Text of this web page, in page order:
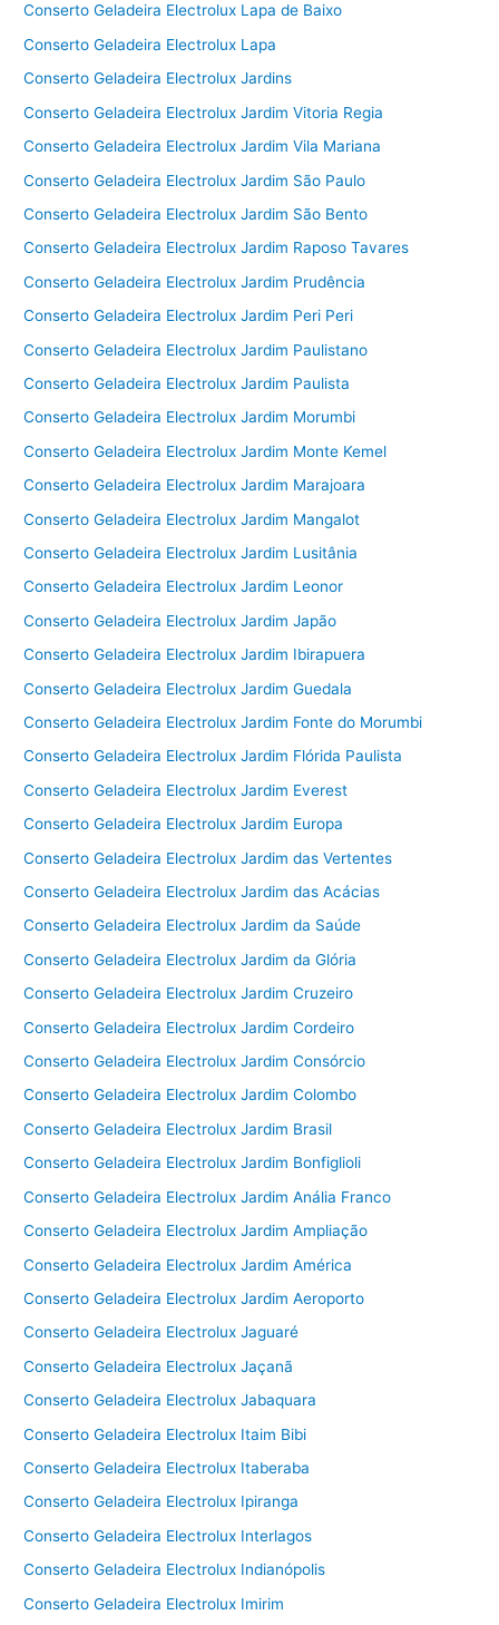
Conserto Geladeira Electrolux Lapa de Baixo
Conserto Geladeira Electrolux Lapa
Conserto Geladeira Electrolux Jardins
Conserto Geladeira Electrolux Jardim Vitoria Regia
Conserto Geladeira Electrolux Jardim Vila Mariana
Conserto Geladeira Electrolux Jardim São Paulo
Conserto Geladeira Electrolux Jardim São Bento
Conserto Geladeira Electrolux Jardim Raposo Tavares
Conserto Geladeira Electrolux Jardim Prudência
Conserto Geladeira Electrolux Jardim Peri Peri
Conserto Geladeira Electrolux Jardim Paulistano
Conserto Geladeira Electrolux Jardim Paulista
Conserto Geladeira Electrolux Jardim Morumbi
Conserto Geladeira Electrolux Jardim Monte Kemel
Conserto Geladeira Electrolux Jardim Marajoara
Conserto Geladeira Electrolux Jardim Mangalot
Conserto Geladeira Electrolux Jardim Lusitânia
Conserto Geladeira Electrolux Jardim Leonor
Conserto Geladeira Electrolux Jardim Japão
Conserto Geladeira Electrolux Jardim Ibirapuera
Conserto Geladeira Electrolux Jardim Guedala
Conserto Geladeira Electrolux Jardim Fonte do Morumbi
Conserto Geladeira Electrolux Jardim Flórida Paulista
Conserto Geladeira Electrolux Jardim Everest
Conserto Geladeira Electrolux Jardim Europa
Conserto Geladeira Electrolux Jardim das Vertentes
Conserto Geladeira Electrolux Jardim das Acácias
Conserto Geladeira Electrolux Jardim da Saúde
Conserto Geladeira Electrolux Jardim da Glória
Conserto Geladeira Electrolux Jardim Cruzeiro
Conserto Geladeira Electrolux Jardim Cordeiro
Conserto Geladeira Electrolux Jardim Consórcio
Conserto Geladeira Electrolux Jardim Colombo
Conserto Geladeira Electrolux Jardim Brasil
Conserto Geladeira Electrolux Jardim Bonfiglioli
Conserto Geladeira Electrolux Jardim Anália Franco
Conserto Geladeira Electrolux Jardim Ampliação
Conserto Geladeira Electrolux Jardim América
Conserto Geladeira Electrolux Jardim Aeroporto
Conserto Geladeira Electrolux Jaguaré
Conserto Geladeira Electrolux Jaçanã
Conserto Geladeira Electrolux Jabaquara
Conserto Geladeira Electrolux Itaim Bibi
Conserto Geladeira Electrolux Itaberaba
Conserto Geladeira Electrolux Ipiranga
Conserto Geladeira Electrolux Interlagos
Conserto Geladeira Electrolux Indianópolis
Conserto Geladeira Electrolux Imirim